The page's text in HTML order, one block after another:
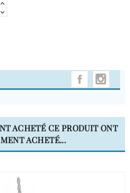
ACHETÉ CE PRODUIT ONT
ACHETÉ...